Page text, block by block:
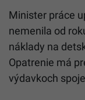
Minister práce
nemenila od
náklady na
Opatrenie má
výdavkoch